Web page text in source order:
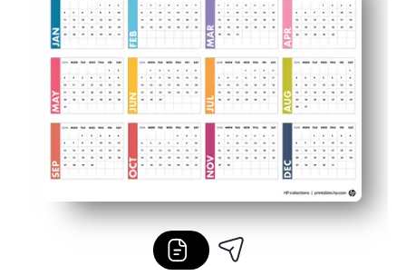
Prietenos pentru familie și clasă - zile de naștere,
Utilizare flexibilă - agățați de frigider, liant sau birou și